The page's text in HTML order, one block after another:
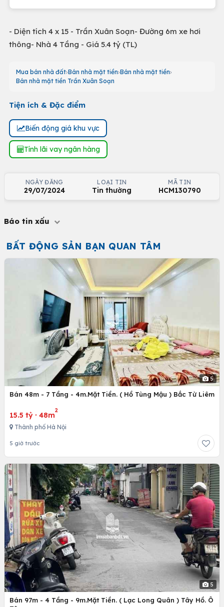
- Diện tích 4 x 15 - Trần Xuân Soạn- Đường 6m xe hơi
thông- Nhà 4 Tầng - Giá 5.4 tỷ (TL)
Mua bán nhà đất Bán nhà mặt tiền Bán nhà mặt tiền
Bán nhà mặt tiền Trần Xuân Soạn
Tiện ích & Đặc điểm
Biến động giá khu vực
Tính lãi vay ngân hàng
NGÀY ĐĂNG
29/07/2024
LOẠI TIN
Tin thường
MÃ TIN
HCM130790
Báo tin xấu
BẤT ĐỘNG SẢN BẠN QUAN TÂM
5
Bán 48m - 7 Tầng - 4m.Mặt Tiền. ( Hồ Tùng Mậu ) Bắc Từ Liêm
15.5 tỷ · 48m
2
Thành phố Hà Nội
5 giờ trước
5
Bán 97m - 4 Tầng - 9m.Mặt Tiền. ( Lạc Long Quân ) Tây Hồ. Ô